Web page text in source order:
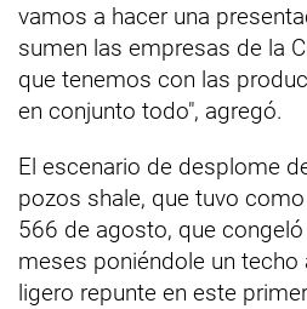
vamos a hacer una
sumen las empresas de la
que tenemos con las
en conjunto todo", agregó.
El escenario de desplome
pozos shale, que tuvo
566 de agosto, que
meses poniéndole un techo
ligero repunte en este